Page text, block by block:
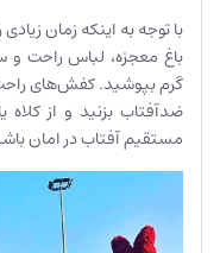
با توجه به اینکه زمان زیادی
باغ معجزه، لباس راحت
گرم بپوشید. کفش‌های
ضدآفتاب بزنید و از کلاه
مستقیم آفتاب در امان